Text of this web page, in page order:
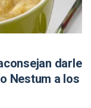
darle
Nestum a los